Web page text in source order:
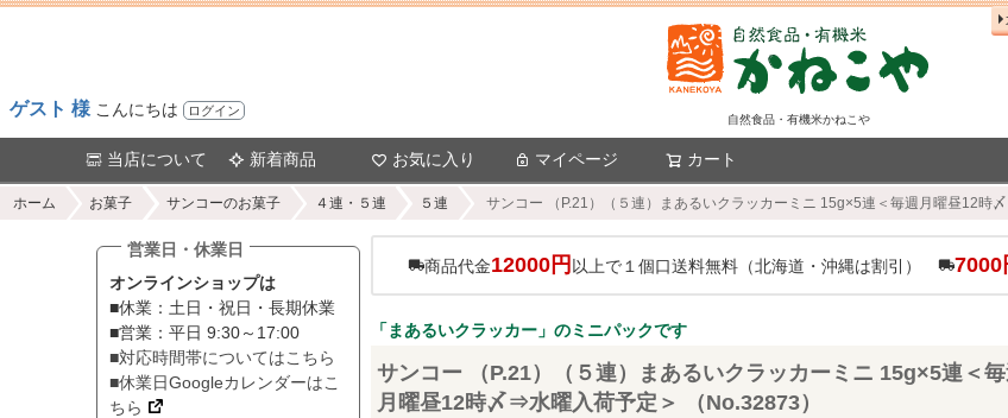
ゲスト 様 こんにちは ログイン
自然食品・有機米かねこや
当店について 新着商品 お気に入り マイページ カート
ホーム お菓子 サンコーのお菓子 ４連・５連 ５連 サンコー （P.21）（５連）まあるいクラッカーミニ 15g×5連＜毎週月曜昼12時
営業日・休業日
オンラインショップは
■休業：土日・祝日・長期休業
■営業：平日 9:30～17:00
■対応時間帯についてはこちら
■休業日Googleカレンダーはこ
ちら
商品代金12000円 以上で１個口送料無料（北海道・沖縄は割引） 7000
「まあるいクラッカー」のミニパックです
サンコー （P.21）（５連）まあるいクラッカーミニ 15g×5連＜毎
月曜昼12時〆⇒水曜入荷予定＞ （No.32873）